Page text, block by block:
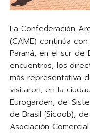
La Confederación
(CAME) continúa
Paraná, en el sur de
encuentros, los
más representativa
visitaron, en la
Eurogarden, del
de Brasil (Sicoob),
Asociación